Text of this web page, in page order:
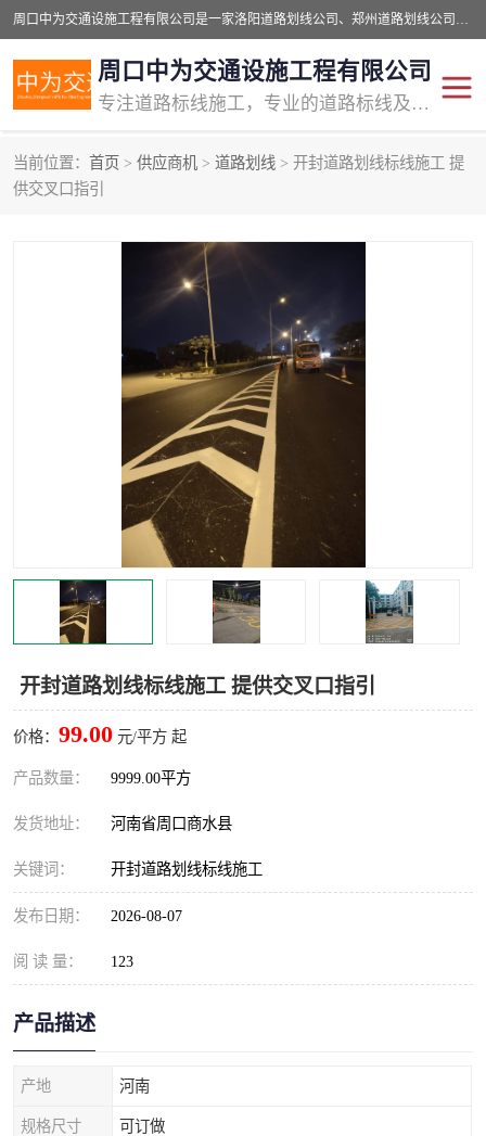
周口中为交通设施工程有限公司是一家洛阳道路划线公司、郑州道路划线公司、平顶山道路车位划线公司、开封车位划线公司、许昌道路车位划线公司、漯河道路车位划线公司，公司始终坚持“诚信、匠心、专注”的宗旨；我们的经营理念是：的服务。
周口中为交通设施工程有限公司
专注道路标线施工，专业的道路标线及交通设施施工服务商!
当前位置： 首页 > 供应商机 > 道路划线 > 开封道路划线标线施工 提
供交叉口指引
开封道路划线标线施工 提供交叉口指引
价格： 99.00 元/平方 起
产品数量： 9999.00平方
发货地址： 河南省周口商水县
关键词： 开封道路划线标线施工
发布日期： 2026-08-07
阅 读 量： 123
产品描述
产地 河南
规格尺寸 可订做
交通道路标线
道路标线划线 马路标线
道路划线